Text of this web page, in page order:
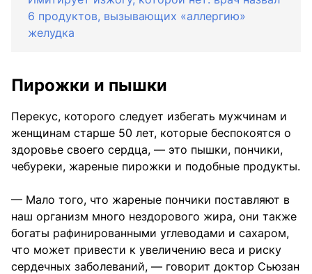
6 продуктов, вызывающих «аллергию»
желудка
Пирожки и пышки
Перекус, которого следует избегать мужчинам и
женщинам старше 50 лет, которые беспокоятся о
здоровье своего сердца, — это пышки, пончики,
чебуреки, жареные пирожки и подобные продукты.
— Мало того, что жареные пончики поставляют в
наш организм много нездорового жира, они также
богаты рафинированными углеводами и сахаром,
что может привести к увеличению веса и риску
сердечных заболеваний, — говорит доктор Сьюзан